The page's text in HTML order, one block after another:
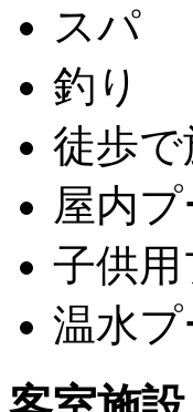
スパ
釣り
徒歩で
屋内プ
子供
温水